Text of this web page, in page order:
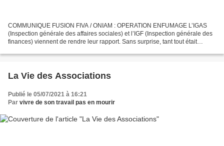
COMMUNIQUE FUSION FIVA / ONIAM : OPERATION ENFUMAGE L’IGAS
(Inspection générale des affaires sociales) et l’IGF (Inspection générale des
finances) viennent de rendre leur rapport. Sans surprise, tant tout était
La Vie des Associations
Publié le 05/07/2021 à 16:21
Par vivre de son travail pas en mourir